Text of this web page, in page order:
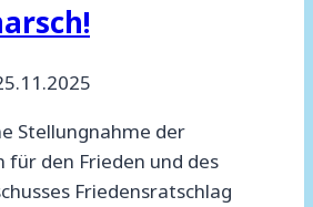
Stellungnahme der
für den Frieden und des
Friedensratschlag